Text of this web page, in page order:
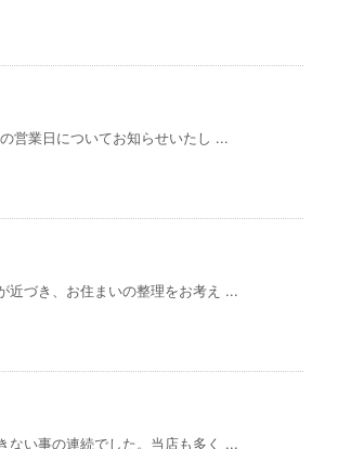
営業日についてお知らせいたし ...
近づき、お住まいの整理をお考え ...
い事の連続でした。当店も多く ...